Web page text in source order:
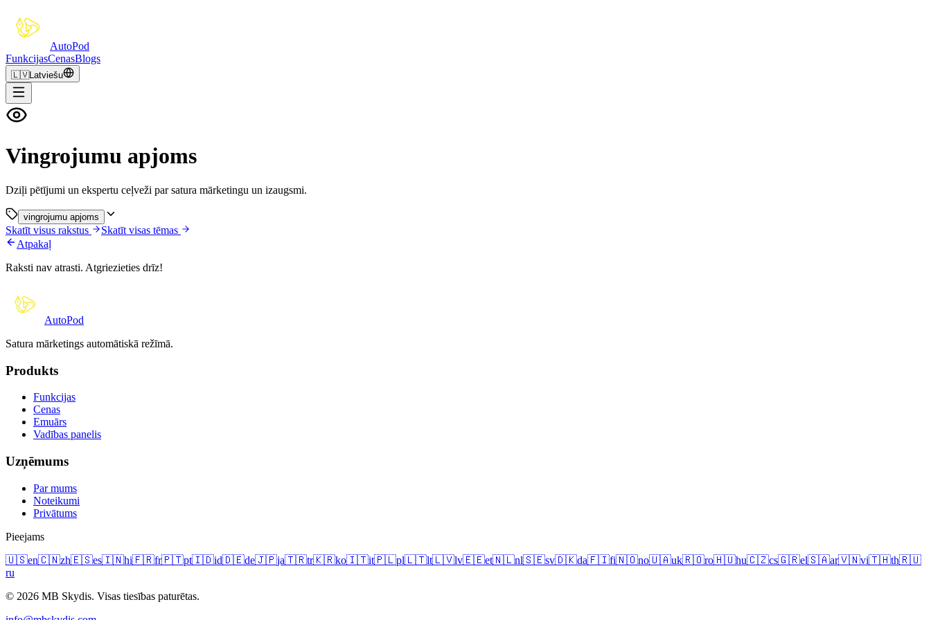
AutoPod
FunkcijasCenasBlogs
🇱🇻Latviešu
Vingrojumu apjoms
Dziļi pētījumi un ekspertu ceļveži par satura mārketingu un izaugsmi.
vingrojumu apjoms
Skatīt visus rakstus
Skatīt visas tēmas
Atpakaļ
Raksti nav atrasti. Atgriezieties drīz!
AutoPod
Satura mārketings automātiskā režīmā.
Produkts
Funkcijas
Cenas
Emuārs
Vadības panelis
Uzņēmums
Par mums
Noteikumi
Privātums
Pieejams
🇺🇸en🇨🇳zh🇪🇸es🇮🇳hi🇫🇷fr🇵🇹pt🇮🇩id🇩🇪de🇯🇵ja🇹🇷tr🇰🇷ko🇮🇹it🇵🇱pl🇱🇹lt🇱🇻lv🇪🇪et🇳🇱nl🇸🇪sv🇩🇰da🇫🇮fi🇳🇴no🇺🇦uk🇷🇴ro🇭🇺hu🇨🇿cs🇬🇷el🇸🇦ar🇻🇳vi🇹🇭th🇷🇺
ru
© 2026 MB Skydis. Visas tiesības paturētas.